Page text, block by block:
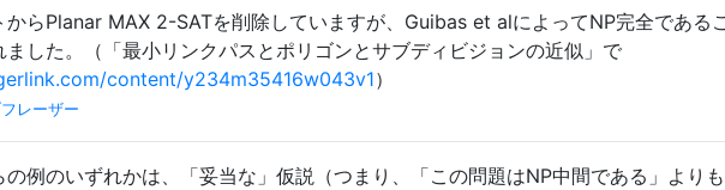
からPlanar MAX 2-SATを削除していますが、Guibas et alによってNP完全である
ました。（「最小リンクパスとポリゴンとサブディビジョンの近似」で
content/y234m35416w043v1）
レーザー
の例のいずれかは、「妥当な」仮説（つまり、「この問題はNP中間である」より